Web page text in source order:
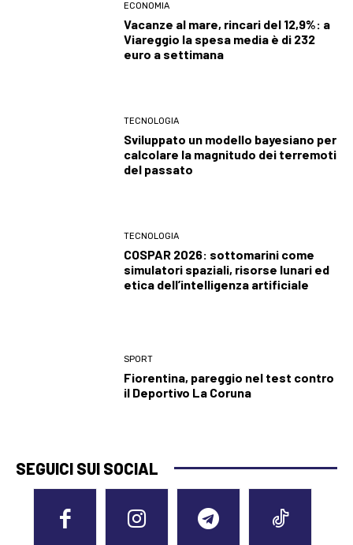
ECONOMIA
Vacanze al mare, rincari del 12,9%: a
Viareggio la spesa media è di 232
euro a settimana
TECNOLOGIA
Sviluppato un modello bayesiano per
calcolare la magnitudo dei terremoti
del passato
TECNOLOGIA
COSPAR 2026: sottomarini come
simulatori spaziali, risorse lunari ed
etica dell’intelligenza artificiale
SPORT
Fiorentina, pareggio nel test contro
il Deportivo La Coruna
SEGUICI SUI SOCIAL